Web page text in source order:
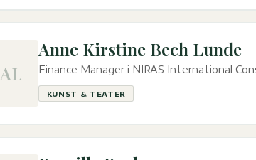
AL
Anne Kirstine Bech Lunde
Finance Manager i NIRAS International
KUNST & TEATER